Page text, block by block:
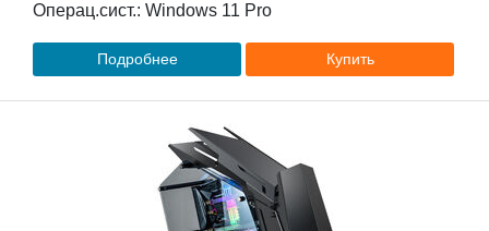
Операц.сист.: Windows 11 Pro
Подробнее Купить